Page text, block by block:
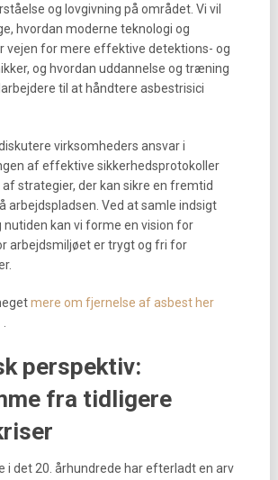
og lovgivning på området. Vi vil
hvordan moderne teknologi og
vejen for mere effektive detektions- og
og hvordan uddannelse og træning
til at håndtere asbestrisici
virksomheders ansvar i
af effektive sikkerhedsprotokoller
strategier, der kan sikre en fremtid
arbejdspladsen. Ved at samle indsigt
kan vi forme en vision for
arbejdsmiljøet er trygt og fri for
mere om fjernelse af asbest her
perspektiv:
fra tidligere
i det 20. århundrede har efterladt en arv